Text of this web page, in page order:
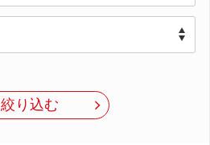
絞り込む